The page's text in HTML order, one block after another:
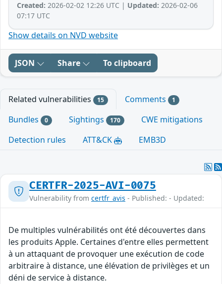
Created: 2026-02-02 12:26 UTC | Updated: 2026-02-06
07:17 UTC
Show details on NVD website
JSON Share To clipboard
Related vulnerabilities 15 Comments 1
Bundles 0 Sightings 170
CWE mitigations
Detection rules
ATT&CK EMB3D
CERTFR-2025-AVI-0075
Vulnerability from certfr_avis - Published: - Updated:
De multiples vulnérabilités ont été découvertes dans
les produits Apple. Certaines d'entre elles permettent
à un attaquant de provoquer une exécution de code
arbitraire à distance, une élévation de privilèges et un
déni de service à distance.